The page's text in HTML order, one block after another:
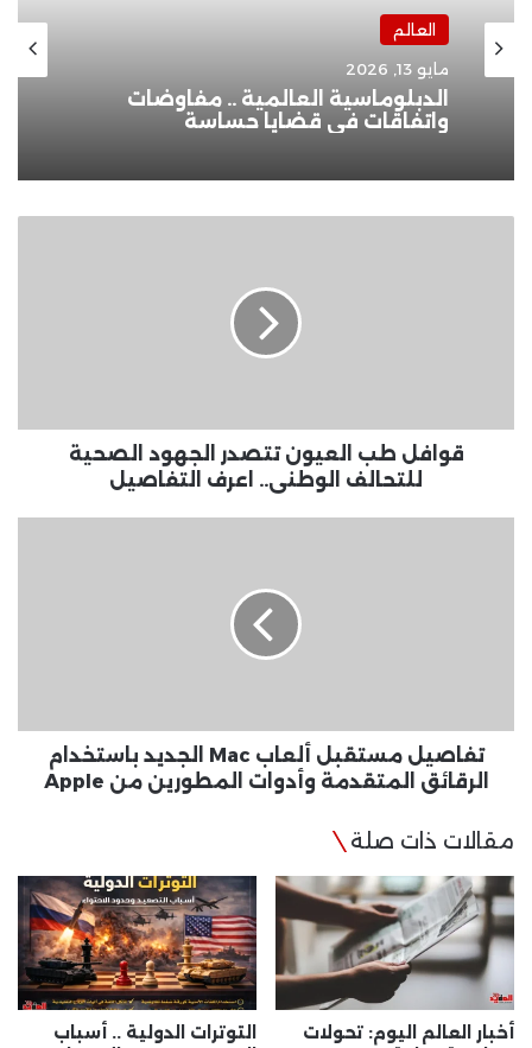
العالم
مايو 13, 2026
الدبلوماسية العالمية .. مفاوضات
واتفاقات في قضايا حساسة
اعرف
التفاصيلقوافل طب العيون تتصدر الجهود الصحية
للتحالف الوطنى.. اعرف التفاصيل
وأدوات
المطورين
تفاصيل مستقبل ألعاب Mac الجديد باستخدام
الرقائق المتقدمة وأدوات المطورين من Apple
مقالات ذات صلة
أخبار العالم اليوم: تحولات
التوترات الدولية .. أسباب